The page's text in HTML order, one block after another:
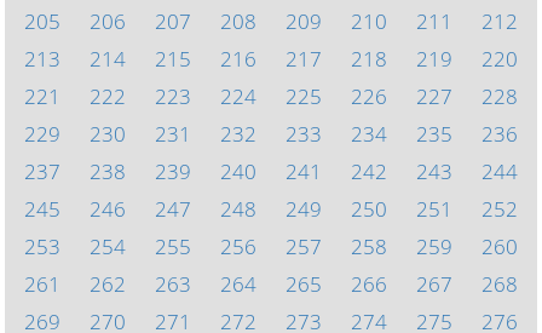
205
206 207 208 209 210 211
212
213
214 215 216 217 218 219
220
221
222 223 224 225 226 227
228
229
230 231 232 233 234 235
236
237
238 239 240 241 242 243
244
245
246 247 248 249 250 251
252
253
254 255 256 257 258 259
260
261
262 263 264 265 266 267
268
269
270 271 272 273 274 275
276